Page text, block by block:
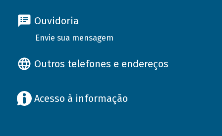
Ouvidoria
Envie sua mensagem
Outros telefones e endereços
Acesso à informação